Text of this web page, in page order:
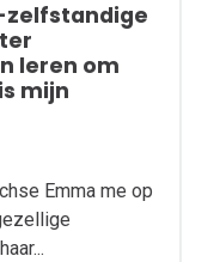
zelfstandige
leren om
mijn
Emma me op